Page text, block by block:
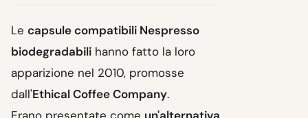
Le capsule compatibili Nespresso
biodegradabili hanno fatto la loro
apparizione nel 2010, promosse
dall'Ethical Coffee Company.
Erano presentate come un'alternativa